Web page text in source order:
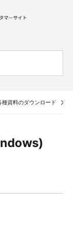
種資料のダウンロード